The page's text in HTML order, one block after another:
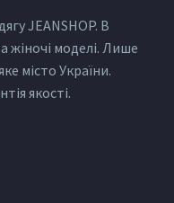
JEANSHOP. В
жіночі моделі. Лише
місто України.
якості.